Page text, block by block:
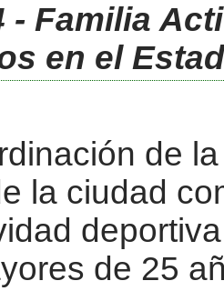
- Familia
en el
de
la ciudad
de 25